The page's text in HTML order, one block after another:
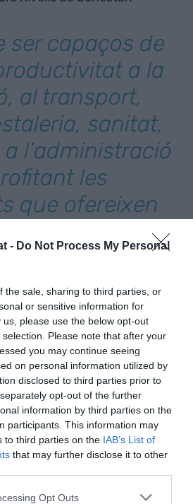
- Do Not Process My Personal
the sale, sharing to third parties, or
or sensitive information for
please use the below opt-out
Please note that after your
you may continue seeing
on personal information utilized by
disclosed to third parties prior to
opt-out of the further
information by third parties on the
participants. This information may
to third parties on the IAB’s List of
that may further disclose it to other
Opt Outs
ser capaços de
a la
al transport,
sanitat,
l’administració
les
que ofereixen
tecnologia, marca...) per
a Catalunya que als
2000 i 2019 malgrat partir
fet, la inversió productiva
2023, sent l'única variable
no ha aconseguit recuperar
la